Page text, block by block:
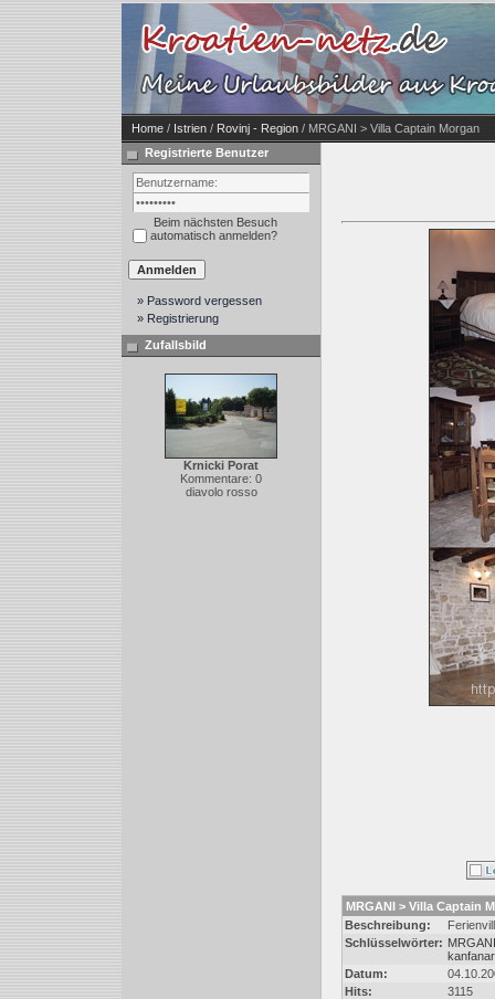
Home / Istrien / Rovinj - Region / MRGANI > Villa Captain Morgan
Registrierte Benutzer
Beim nächsten Besuch
automatisch anmelden?
» Password vergessen
» Registrierung
Zufallsbild
Krnicki Porat
Kommentare: 0
diavolo rosso
MRGANI > Villa Captain
Beschreibung:
Schlüsselwörter: MRGANI
kanfanar
Datum:
Hits:
3115